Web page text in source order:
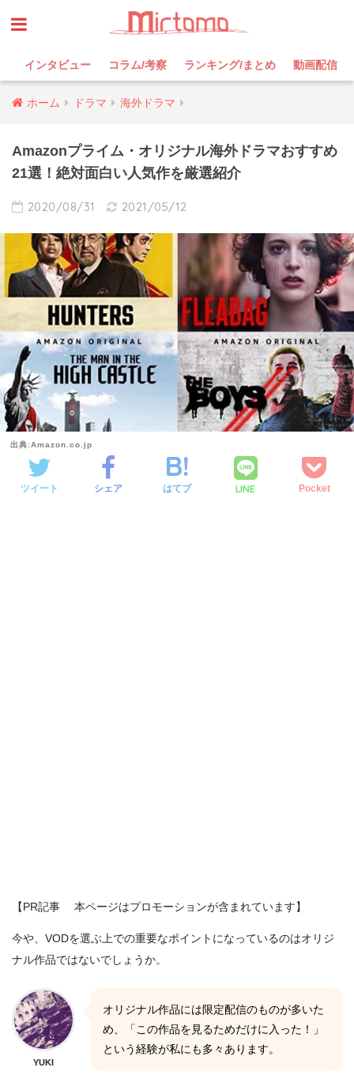
インタビュー コラム/考察 ランキング/まとめ 動画配信
ホーム ドラマ 海外ドラマ
Amazonプライム・オリジナル海外ドラマおすすめ
21選！絶対面白い人気作を厳選紹介
2020/08/31 2021/05/12
出典:Amazon.co.jp
ツイート シェア はてブ LINE Pocket
【PR記事 本ページはプロモーションが含まれています】
今や、VODを選ぶ上での重要なポイントになっているのはオリジ
ナル作品ではないでしょうか。
YUKI
オリジナル作品には限定配信のものが多いた
め、「この作品を見るためだけに入った！」
という経験が私にも多々あります。